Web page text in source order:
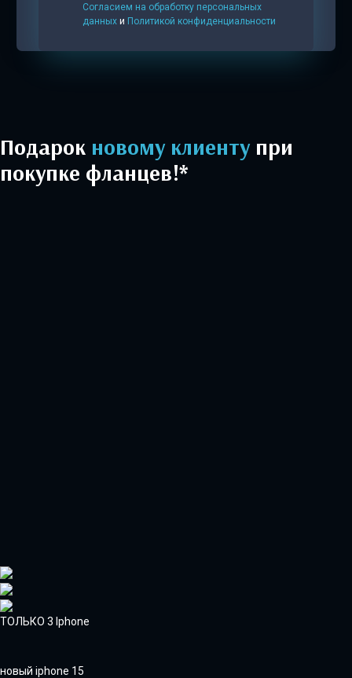
Согласием на обработку персональных
данных и Политикой конфиденциальности
Подарок новому клиентупри
покупке фланцев!*
ТОЛЬКО 3 Iphone
новый iphone 15